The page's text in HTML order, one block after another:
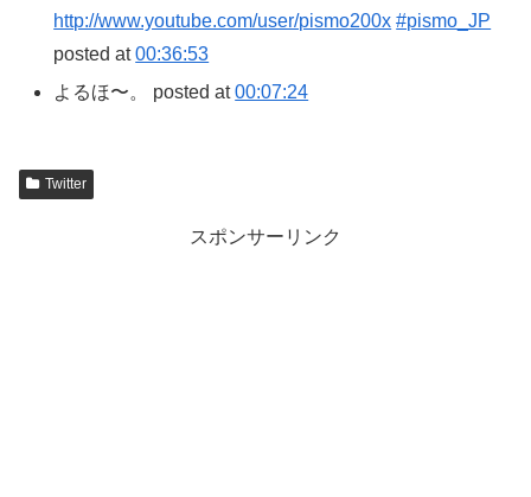
http://www.youtube.com/user/pismo200x #pismo_JP
posted at00:36:53
よるほ〜。 posted at00:07:24
Twitter
スポンサーリンク